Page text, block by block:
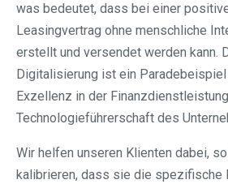
was bedeutet, dass bei einer
Leasingvertrag ohne menschliche
erstellt und versendet werden kann.
Digitalisierung ist ein
Exzellenz in der
Technologieführerschaft des
Wir helfen unseren Klienten dabei,
kalibrieren, dass sie die spezifische